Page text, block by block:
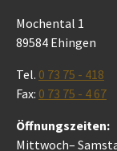
Mochental 1
89584 Ehingen
Tel. 0 73 75 - 418
Fax: 0 73 75 - 4 67
Öffnungszeiten:
Mittwoch–